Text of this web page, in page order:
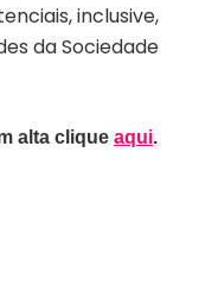
inclusive,
da Sociedade
alta clique aqui.